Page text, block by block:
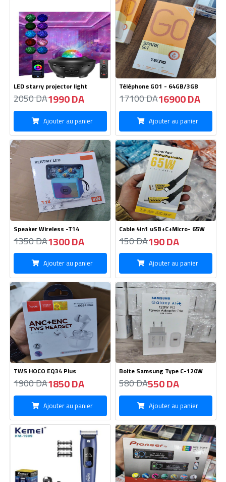
LED starry projector light
2050 DA1990 DA
Ajouter au panier
Téléphone GO1 - 64GB/3GB
17100 DA16900 DA
Ajouter au panier
Speaker Wireless -T14
1350 DA1300 DA
Ajouter au panier
Cable 4in1 uSB+C+Micro- 65W
150 DA190 DA
Ajouter au panier
TWS HOCO EQ34 Plus
1900 DA1850 DA
Ajouter au panier
Boite Samsung Type C-120W
580 DA550 DA
Ajouter au panier